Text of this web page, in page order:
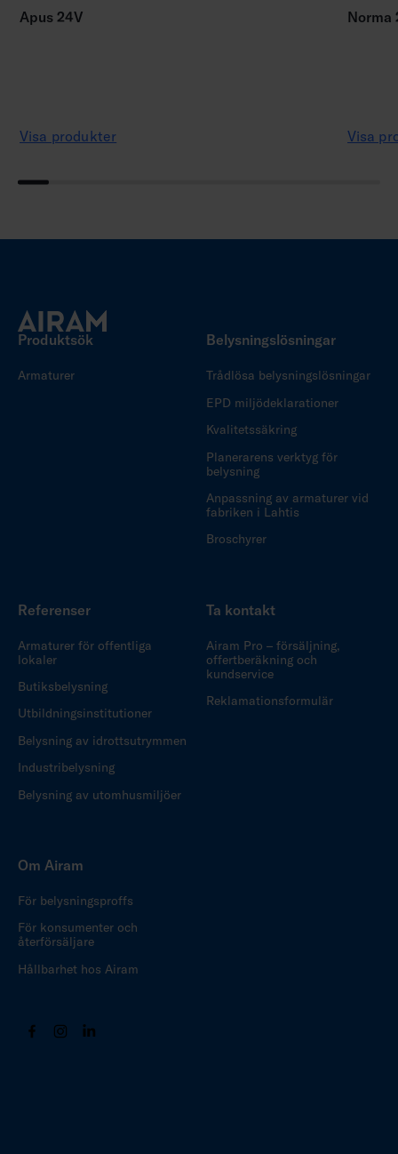
Apus 24V
Visa produkter
Norma
Visa
Produktsök
Armaturer
Belysningslösningar
Trådlösa belysningslösningar
EPD miljödeklarationer
Kvalitetssäkring
Planerarens verktyg för
belysning
Anpassning av armaturer vid
fabriken i Lahtis
Broschyrer
Referenser
Armaturer för offentliga
lokaler
Butiksbelysning
Utbildningsinstitutioner
Belysning av idrottsutrymmen
Industribelysning
Belysning av utomhusmiljöer
Ta kontakt
Airam Pro – försäljning,
offertberäkning och
kundservice
Reklamationsformulär
Om Airam
För belysningsproffs
För konsumenter och
återförsäljare
Hållbarhet hos Airam